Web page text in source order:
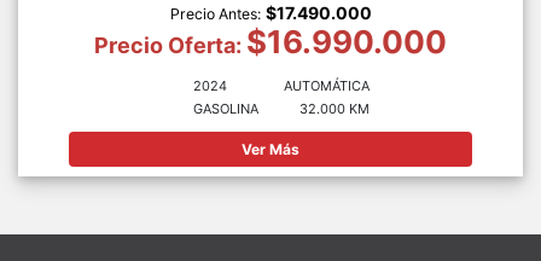
Precio Antes: $17.490.000
Precio Oferta: $16.990.000
2024
GASOLINA
AUTOMÁTICA
32.000 KM
Ver Más